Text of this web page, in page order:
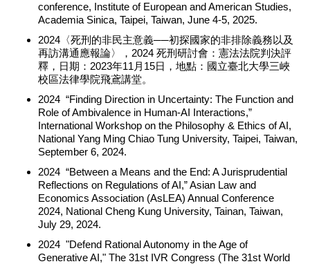
conference, Institute of European and American Studies,
Academia Sinica, Taipei, Taiwan, June 4-5, 2025.
2024〈死刑的非民主意義──初探國家的非排除義務以及
再訪溝通應報論〉，2024 死刑研討會：憲法法院判決評
釋，日期：2023年11月15日，地點：國立臺北大學三峽
校區法律學院飛鳶講堂。
2024 “Finding Direction in Uncertainty: The Function and
Role of Ambivalence in Human-AI Interactions,”
International Workshop on the Philosophy & Ethics of AI,
National Yang Ming Chiao Tung University, Taipei, Taiwan,
September 6, 2024.
2024 “Between a Means and the End: A Jurisprudential
Reflections on Regulations of AI,” Asian Law and
Economics Association (AsLEA) Annual Conference
2024, National Cheng Kung University, Tainan, Taiwan,
July 29, 2024.
2024 "Defend Rational Autonomy in the Age of
Generative AI," The 31st IVR Congress (The 31st World